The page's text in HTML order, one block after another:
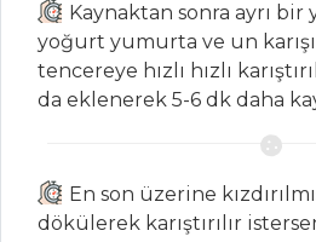
Ilık Peynirli ve
Bal Soslu Salata
Bulgur Köfteli
ELMALI KARİDES
SALATASI
Kaynaktan sonra ayrı bir
yoğurt yumurta ve un
tencereye hızlı hızlı
da eklenerek 5-6 dk daha
En son üzerine
dökülerek karıştırılır